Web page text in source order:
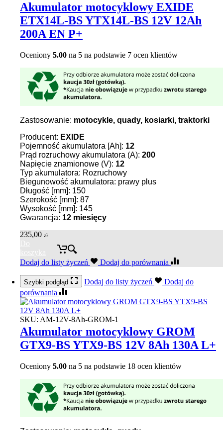
Akumulator motocyklowy EXIDE
ETX14L-BS YTX14L-BS 12V 12Ah
200A EN P+
Oceniony 5.00 na 5 na podstawie 7 ocen klientów
Zastosowanie: motocykle, quady, kosiarki, traktorki
Producent: EXIDE
Pojemność akumulatora [Ah]: 12
Prąd rozruchowy akumulatora (A): 200
Napięcie znamionowe (V): 12
Typ akumulatora: Rozruchowy
Biegunowość akumulatora: prawy plus
Długość [mm]: 150
Szerokość [mm]: 87
Wysokość [mm]: 145
Gwarancja: 12 miesięcy
235,00 zł
Do
koszyka
Dodaj do listy życzeń
Dodaj do porównania
Szybki podgląd Dodaj do listy życzeń
Dodaj do
porównania
SKU: AM-12V-8Ah-GROM-1
Akumulator motocyklowy GROM
GTX9-BS YTX9-BS 12V 8Ah 130A L+
Oceniony 5.00 na 5 na podstawie 18 ocen klientów